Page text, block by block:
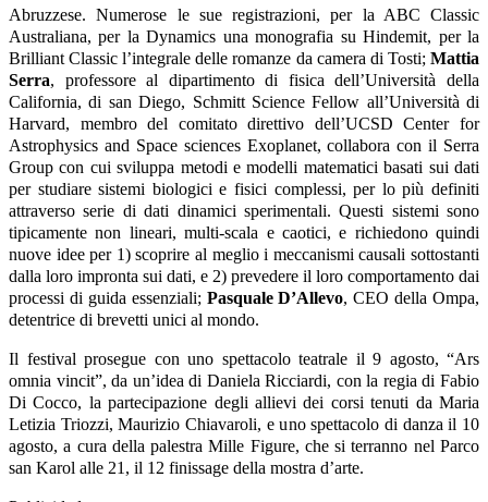
Abruzzese. Numerose le sue registrazioni, per la ABC Classic
Australiana, per la Dynamics una monografia su Hindemit, per la
Brilliant Classic l’integrale delle romanze da camera di Tosti; Mattia
Serra, professore al dipartimento di fisica dell’Università della
California, di san Diego, Schmitt Science Fellow all’Università di
Harvard, membro del comitato direttivo dell’UCSD Center for
Astrophysics and Space sciences Exoplanet, collabora con il Serra
Group con cui sviluppa metodi e modelli matematici basati sui dati
per studiare sistemi biologici e fisici complessi, per lo più definiti
attraverso serie di dati dinamici sperimentali. Questi sistemi sono
tipicamente non lineari, multi-scala e caotici, e richiedono quindi
nuove idee per 1) scoprire al meglio i meccanismi causali sottostanti
dalla loro impronta sui dati, e 2) prevedere il loro comportamento dai
processi di guida essenziali; Pasquale D’Allevo, CEO della Ompa,
detentrice di brevetti unici al mondo.
Il festival prosegue con uno spettacolo teatrale il 9 agosto, “Ars
omnia vincit”, da un’idea di Daniela Ricciardi, con la regia di Fabio
Di Cocco, la partecipazione degli allievi dei corsi tenuti da Maria
Letizia Triozzi, Maurizio Chiavaroli, e uno spettacolo di danza il 10
agosto, a cura della palestra Mille Figure, che si terranno nel Parco
san Karol alle 21, il 12 finissage della mostra d’arte.